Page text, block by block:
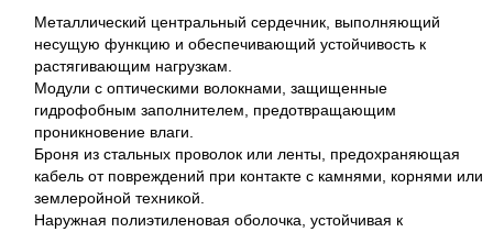
Металлический центральный сердечник, выполняющий
несущую функцию и обеспечивающий устойчивость к
растягивающим нагрузкам.
Модули с оптическими волокнами, защищенные
гидрофобным заполнителем, предотвращающим
проникновение влаги.
Броня из стальных проволок или ленты, предохраняющая
кабель от повреждений при контакте с камнями, корнями или
землеройной техникой.
Наружная полиэтиленовая оболочка, устойчивая к